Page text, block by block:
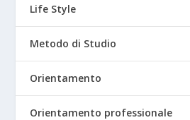
Life Style
Metodo di Studio
Orientamento
Orientamento professionale